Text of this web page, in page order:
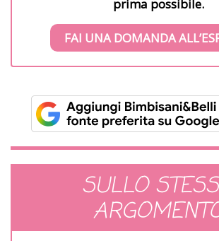
prima possibile.
FAI UNA DOMANDA
SULLO